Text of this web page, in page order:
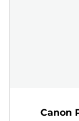
Canon